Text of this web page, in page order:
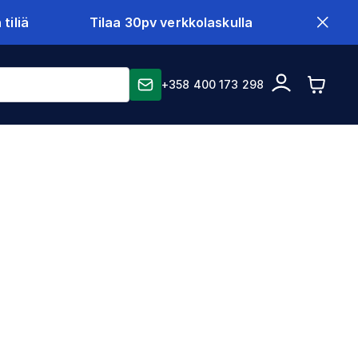
tiliä Tilaa 30pv verkkolaskulla
+358 400 173 298